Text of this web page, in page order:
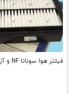
فیلتر هوا سوناتا NF و آزرا قدیم